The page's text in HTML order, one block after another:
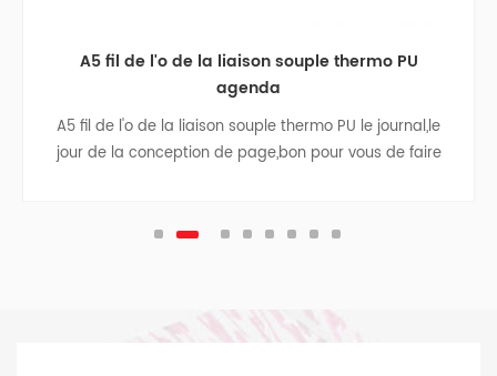
thermo PU
thermo PU le journal,le
pour vous de faire
A5 cas de liaison de la
A5 cas de liaison de la
couverture souple